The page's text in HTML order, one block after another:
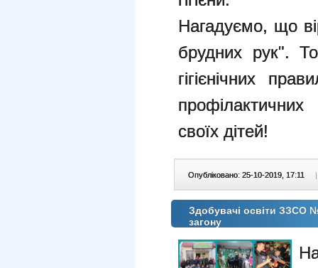
Нагадуємо, що
брудних рук".
гігієнічних
своїх дітей!
Опубліковано: 25-10-2019, 17:11 |
Здобувачі освіти ЗЗСО №
загону